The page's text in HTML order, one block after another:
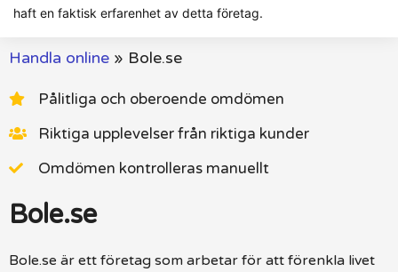
haft en faktisk erfarenhet av detta företag.
Handla online » Bole.se
Pålitliga och oberoende omdömen
Riktiga upplevelser från riktiga kunder
Omdömen kontrolleras manuellt
Bole.se
Bole.se är ett företag som arbetar för att förenkla livet